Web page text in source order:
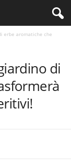
erbe aromatiche che
di